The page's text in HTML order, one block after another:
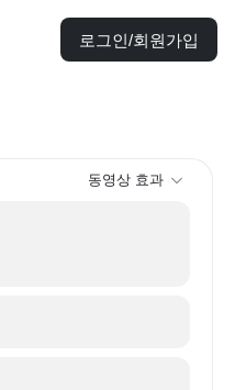
로그인/회원가입
동영상 효과